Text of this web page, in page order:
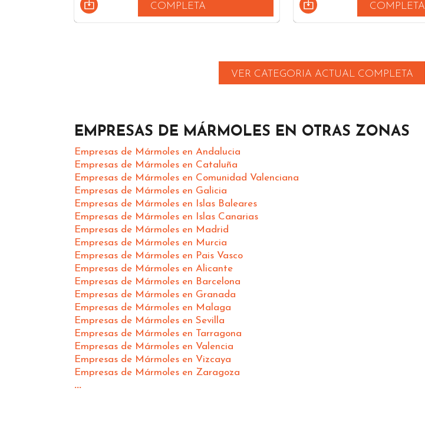
COMPLETA
COMPLETA
VER CATEGORIA ACTUAL COMPLETA
EMPRESAS DE MÁRMOLES EN OTRAS ZONAS
Empresas de Mármoles en Andalucia
Empresas de Mármoles en Cataluña
Empresas de Mármoles en Comunidad Valenciana
Empresas de Mármoles en Galicia
Empresas de Mármoles en Islas Baleares
Empresas de Mármoles en Islas Canarias
Empresas de Mármoles en Madrid
Empresas de Mármoles en Murcia
Empresas de Mármoles en Pais Vasco
Empresas de Mármoles en Alicante
Empresas de Mármoles en Barcelona
Empresas de Mármoles en Granada
Empresas de Mármoles en Malaga
Empresas de Mármoles en Sevilla
Empresas de Mármoles en Tarragona
Empresas de Mármoles en Valencia
Empresas de Mármoles en Vizcaya
Empresas de Mármoles en Zaragoza
...